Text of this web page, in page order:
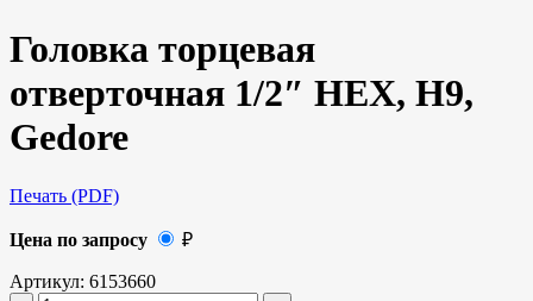
Головка торцевая
отверточная 1/2″ HEX, H9,
Gedore
Печать (PDF)
Цена по запросу ₽
Артикул: 6153660